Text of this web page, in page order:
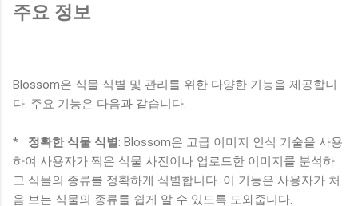
주요 정보
Blossom은 식물 식별 및 관리를 위한 다양한 기능을 제공합니
다. 주요 기능은 다음과 같습니다.
* 정확한 식물 식별 : Blossom은 고급 이미지 인식 기술을 사용
하여 사용자가 찍은 식물 사진이나 업로드한 이미지를 분석하
고 식물의 종류를 정확하게 식별합니다. 이 기능은 사용자가 처
음 보는 식물의 종류를 쉽게 알 수 있도록 도와줍니다.